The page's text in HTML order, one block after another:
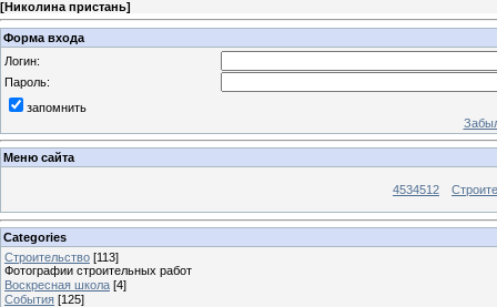
[Николина пристань]
Форма входа
Логин:
Пароль:
запомнить
Меню сайта
4534512
Categories
Строительство [113]
Фотографии строительных работ
Воскресная школа [4]
События [125]